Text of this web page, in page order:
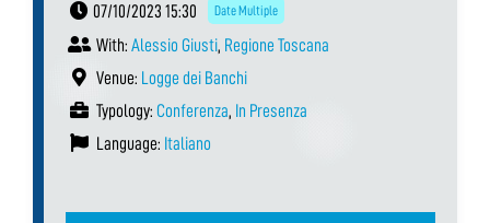
07/10/2023 15:30
Date Multiple
With: Alessio Giusti, Regione Toscana
Venue: Logge dei Banchi
Typology: Conferenza, In Presenza
Language: Italiano